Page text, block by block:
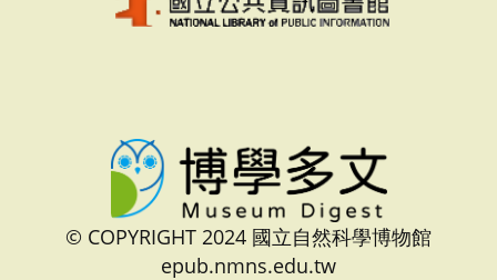
© COPYRIGHT 2024 國立自然科學博物館
epub.nmns.edu.tw